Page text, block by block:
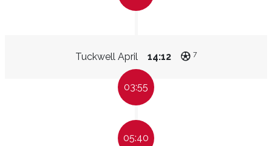
Tuckwell April 14:12 7
03:55
05:40